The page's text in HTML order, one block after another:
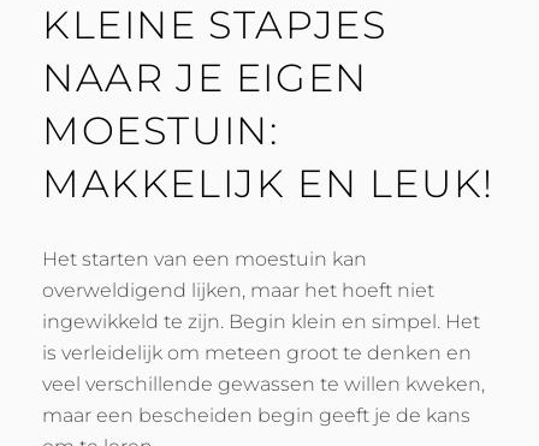
KLEINE STAPJES
NAAR JE EIGEN
MOESTUIN:
MAKKELIJK EN LEUK!
Het starten van een moestuin kan
overweldigend lijken, maar het hoeft niet
ingewikkeld te zijn. Begin klein en simpel. Het
is verleidelijk om meteen groot te denken en
veel verschillende gewassen te willen kweken,
maar een bescheiden begin geeft je de kans